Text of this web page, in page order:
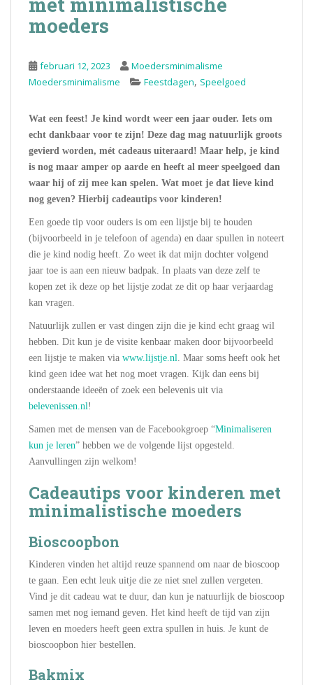
moeders
februari 12, 2023
Moedersminimalisme
Moedersminimalisme
Feestdagen, Speelgoed
Wat een feest! Je kind wordt weer een jaar ouder. Iets om
echt dankbaar voor te zijn! Deze dag mag natuurlijk groots
gevierd worden, mét cadeaus uiteraard! Maar help, je kind
is nog maar amper op aarde en heeft al meer speelgoed dan
waar hij of zij mee kan spelen. Wat moet je dat lieve kind
nog geven? Hierbij cadeautips voor kinderen!
Een goede tip voor ouders is om een lijstje bij te houden
(bijvoorbeeld in je telefoon of agenda) en daar spullen in noteert
die je kind nodig heeft. Zo weet ik dat mijn dochter volgend
jaar toe is aan een nieuw badpak. In plaats van deze zelf te
kopen zet ik deze op het lijstje zodat ze dit op haar verjaardag
kan vragen.
Natuurlijk zullen er vast dingen zijn die je kind echt graag wil
hebben. Dit kun je de visite kenbaar maken door bijvoorbeeld
een lijstje te maken via www.lijstje.nl. Maar soms heeft ook het
kind geen idee wat het nog moet vragen. Kijk dan eens bij
onderstaande ideeën of zoek een belevenis uit via
belevenissen.nl!
Samen met de mensen van de Facebookgroep “Minimaliseren
kun je leren” hebben we de volgende lijst opgesteld.
Aanvullingen zijn welkom!
Cadeautips voor kinderen met
minimalistische moeders
Bioscoopbon
Kinderen vinden het altijd reuze spannend om naar de bioscoop
te gaan. Een echt leuk uitje die ze niet snel zullen vergeten.
Vind je dit cadeau wat te duur, dan kun je natuurlijk de bioscoop
samen met nog iemand geven. Het kind heeft de tijd van zijn
leven en moeders heeft geen extra spullen in huis. Je kunt de
bioscoopbon hier bestellen.
Bakmix